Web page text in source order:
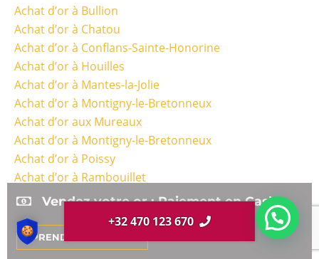
Vendez votre or : Paiement en Cash
PRENDRE MON RDV
Achat d’or à Bullion
Achat d’or à Chatou
Achat d’or à Conflans-Sainte-Honorine
Achat d’or à Houilles
Achat d’or à Mantes-la-Jolie
Achat d’or à Montigny-le-Bretonneux
Achat d’or aux Mureaux
Achat d’or à Montigny-le-Bretonneux
Achat d’or à Poissy
Achat d’or à Rambouillet
Achat d’or à Saint-Germain-en-Laye
Achat d’or à Versailles+32 470 123 670